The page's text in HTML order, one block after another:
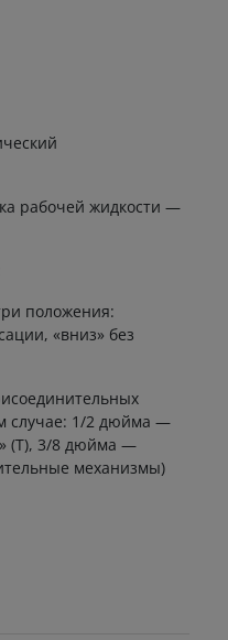
рабочей жидкости —
положения:
«вниз» без
случае: 1/2 дюйма —
(Т), 3/8 дюйма —
механизмы)